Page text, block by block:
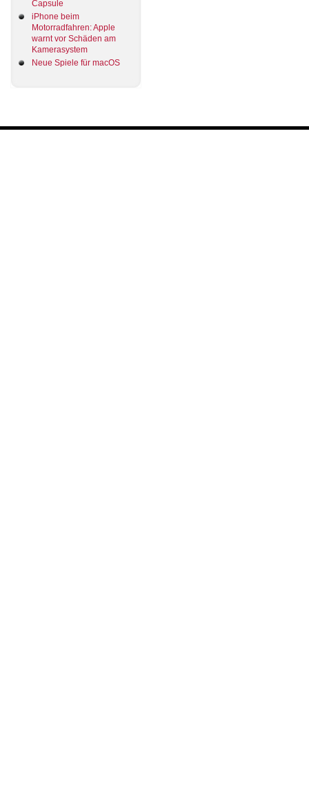
Capsule
iPhone beim
Motorradfahren: Apple
warnt vor Schäden am
Kamerasystem
Neue Spiele für macOS